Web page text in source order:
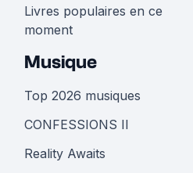
Livres populaires en ce
moment
Musique
Top 2026 musiques
CONFESSIONS II
Reality Awaits